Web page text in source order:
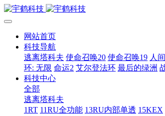
网站首页
科技导航
逃离塔科夫 使命召唤20 使命召唤19 人
环: 无限 命运2 艾尔登法环 最后的绿洲
科技中心
全部
逃离塔科夫
1RT 11RU全功能 13RU内部单透 15KEX